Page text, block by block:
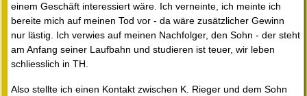
einem Geschäft interessiert wäre. Ich verneinte, ich meinte ich
bereite mich auf meinen Tod vor - da wäre zusätzlicher Gewinn
nur lästig. Ich verwies auf meinen Nachfolger, den Sohn - der steht
am Anfang seiner Laufbahn und studieren ist teuer, wir leben
schliesslich in TH.
Also stellte ich einen Kontakt zwischen K. Rieger und dem Sohn